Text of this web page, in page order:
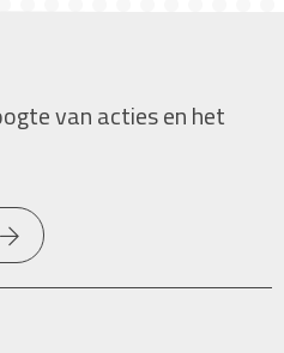
van acties en het